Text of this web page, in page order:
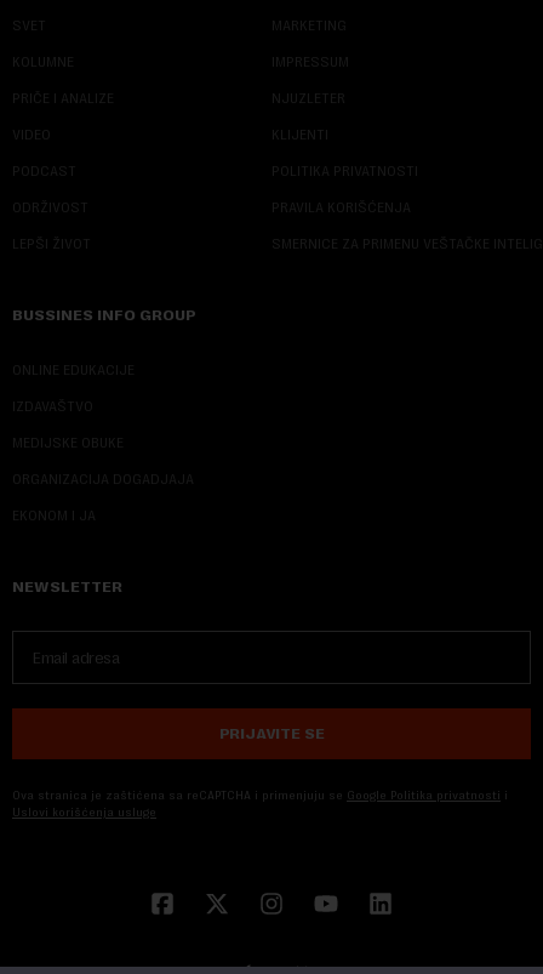
SVET
KOLUMNE
PRIČE I ANALIZE
VIDEO
PODCAST
ODRŽIVOST
LEPŠI ŽIVOT
MARKETING
IMPRESSUM
NJUZLETER
KLIJENTI
POLITIKA PRIVATNOSTI
PRAVILA KORIŠĆENJA
SMERNICE ZA PRIMENU VEŠTAČKE
BUSSINES INFO GROUP
ONLINE EDUKACIJE
IZDAVAŠTVO
MEDIJSKE OBUKE
ORGANIZACIJA DOGADJAJA
EKONOM I JA
NEWSLETTER
PRIJAVITE SE
Ova stranica je zaštićena sa reCAPTCHA i primenjuju se Google Politika privatnosti i
Uslovi korišćenja usluge